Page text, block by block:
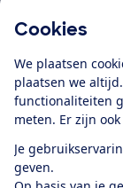
Cookies
We plaatsen
plaatsen we
functionaliteiten
meten. Er zijn
Je
geven.